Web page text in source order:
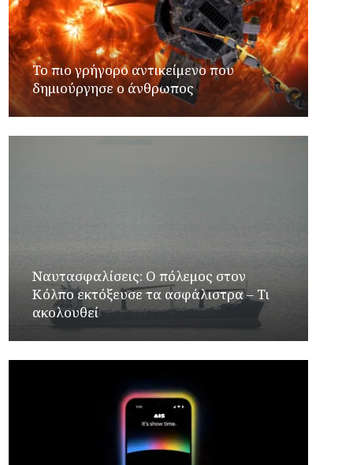
Το πιο γρήγορο αντικείμενο που
δημιούργησε ο άνθρωπος
Ναυτασφαλίσεις: Ο πόλεμος στον
Κόλπο εκτόξευσε τα ασφάλιστρα – Τι
ακολουθεί